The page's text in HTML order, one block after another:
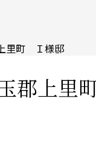
里町 Ｉ様邸
郡上里